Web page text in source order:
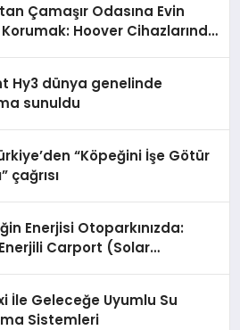
Çamaşır Odasına Evin
Hoover Cihazlarında
Hy3 dünya genelinde
sunuldu
“Köpeğini İşe Götür
çağrısı
Enerjisi Otoparkınızda:
Carport (Solar
İle Geleceğe Uyumlu Su
Sistemleri